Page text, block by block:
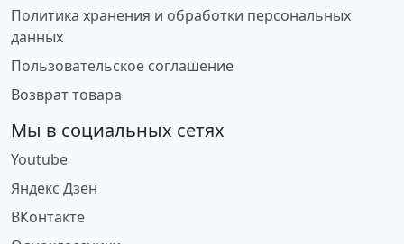
Политика хранения и обработки персональных
данных
Пользовательское соглашение
Возврат товара
Мы в социальных сетях
Youtube
Яндекс Дзен
ВКонтакте